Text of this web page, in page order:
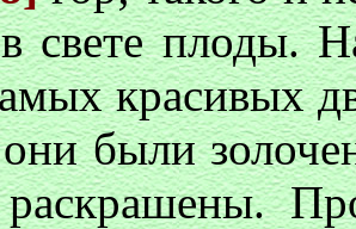
свете плоды.
красивых
были